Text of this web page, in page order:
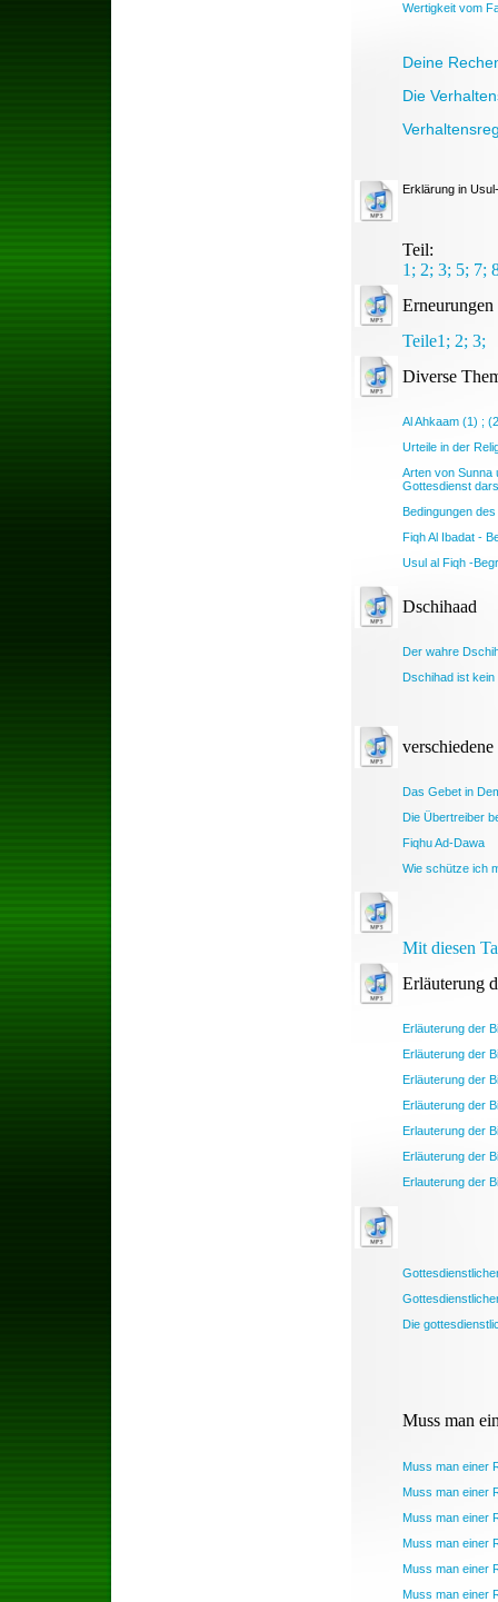
Wertigkeit vom
Deine
Die
Erklärung in
Teil:
1 ; 2; 3; 5; 7;
Teile1 ; 2; 3;
Diverse
Al Ahkaam (1) ;
Urteile in der
Arten von Sunna
Gottesdienst
Bedingungen
Fiqh Al Ibadat -
Usul al Fiqh -
Dschihaad
Der wahre
Dschihad ist
Das Gebet in
Die Übertreiber
Fiqhu Ad-Dawa
Wie schütze ich
Mit diesen
Erläuterung
Erläuterung der
Erläuterung der
Erläuterung der
Erläuterung der
Erlauterung der
Erläuterung der
Erlauterung der
Die
Muss man
Muss man einer
Muss man einer
Muss man einer
Muss man einer
Muss man einer
Muss man einer